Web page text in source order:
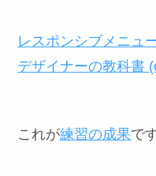
レスポンシブメニュ
デザイナーの教科書
これが練習の成果で